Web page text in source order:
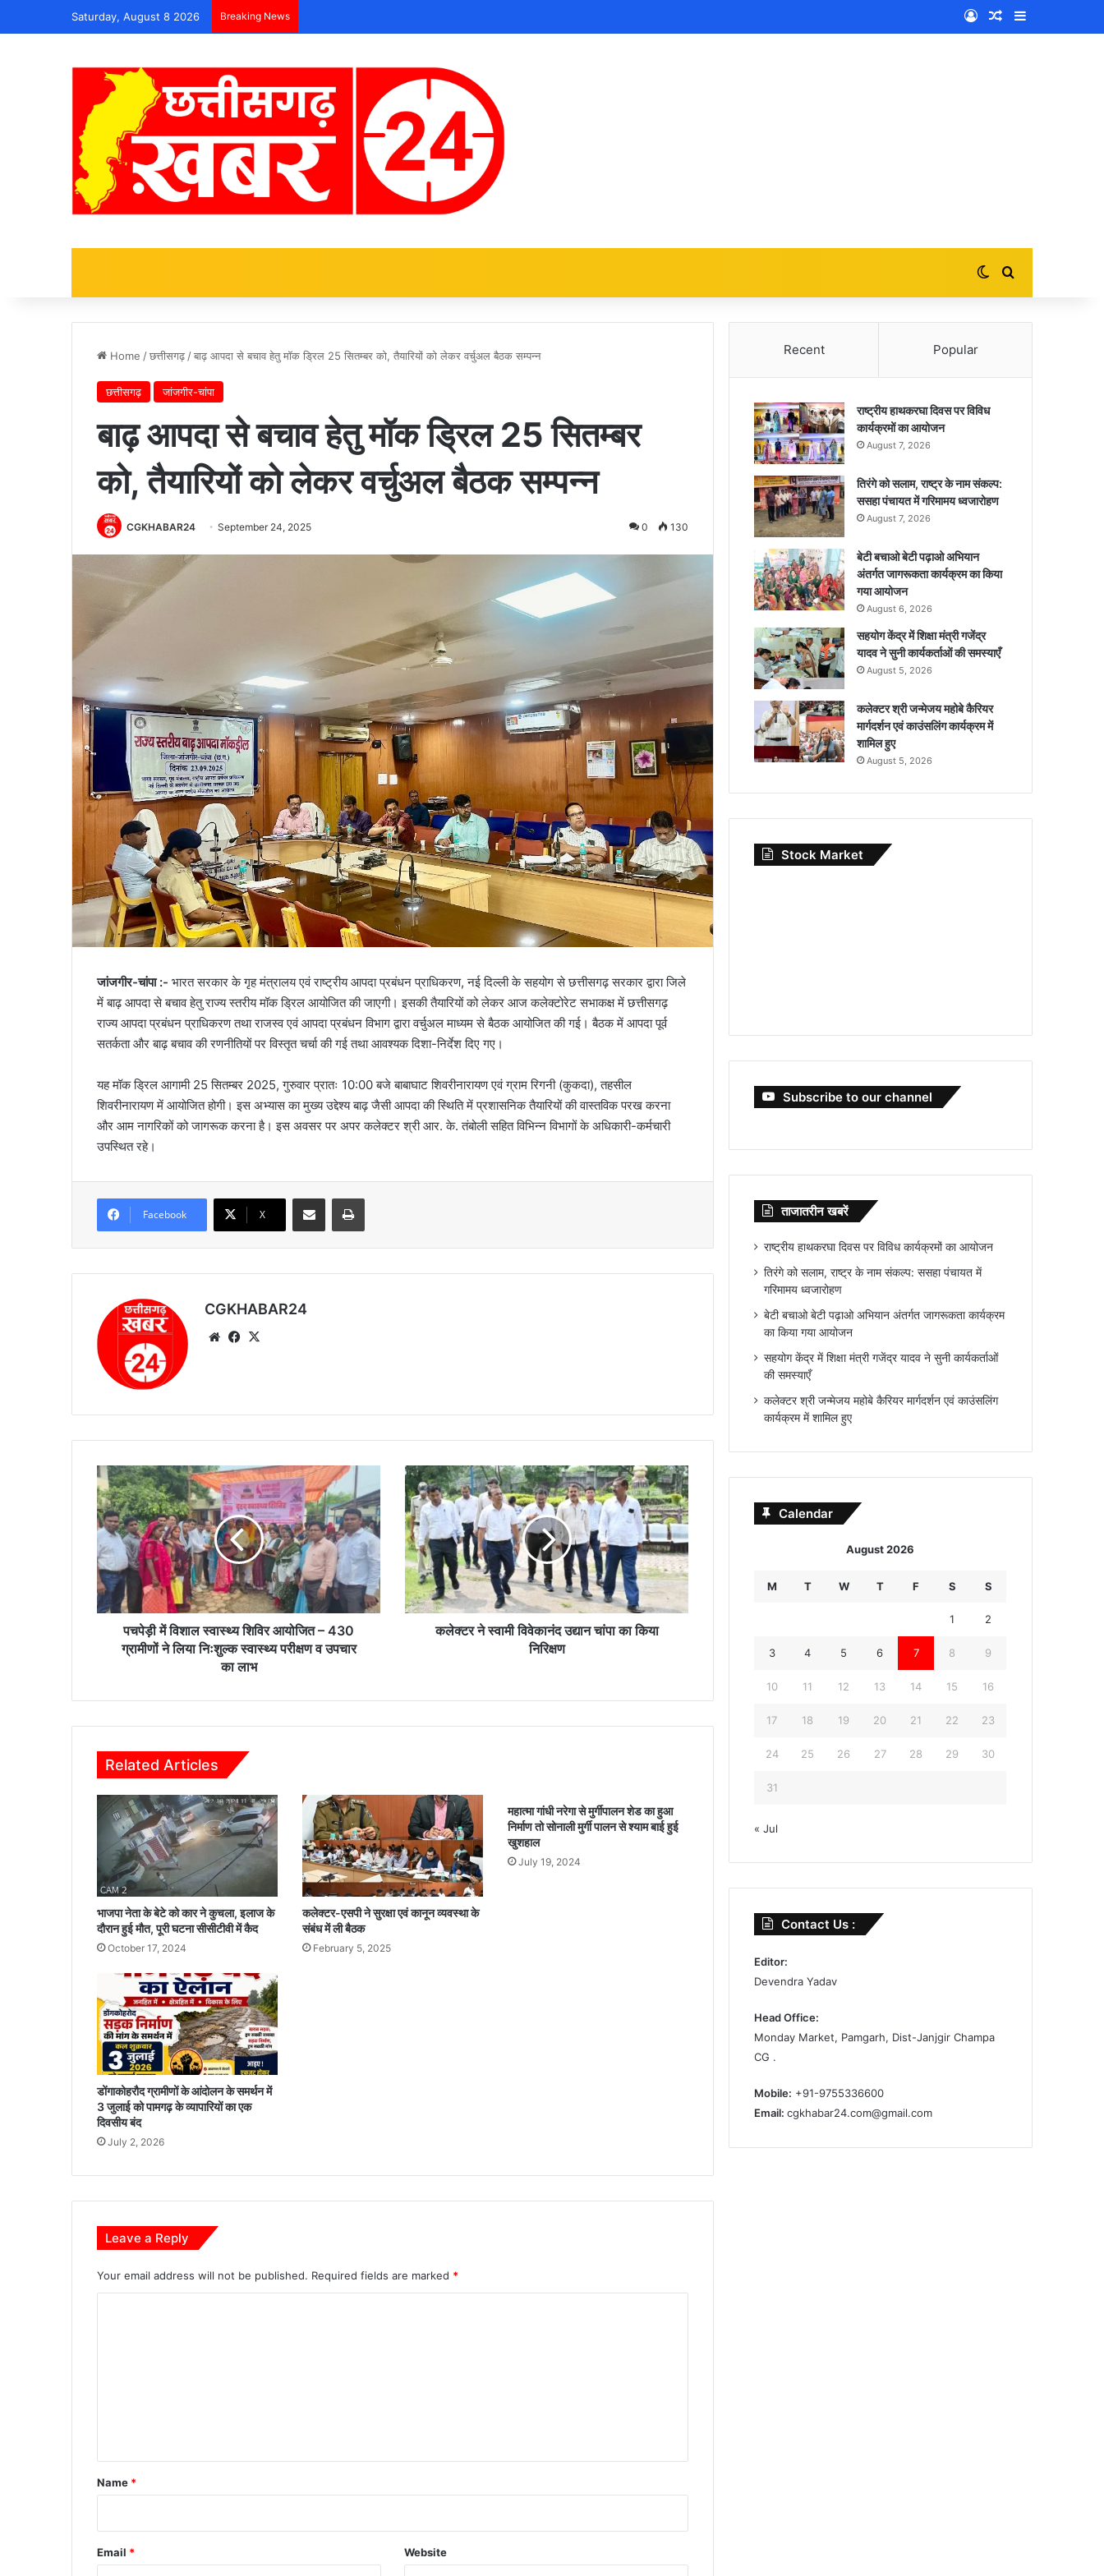
Saturday, August 8 2026 Breaking News Log InRandom Article
Switch skin
Home /छत्तीसगढ़ /बाढ़ आपदा से बचाव हेतु मॉक ड्रिल 25 सितम्बर को, तैयारियों को लेकर वर्चुअल बैठक सम्पन्न
छत्तीसगढ़ जांजगीर-चांपा
बाढ़ आपदा से बचाव हेतु मॉक ड्रिल 25 सितम्बर
को, तैयारियों को लेकर वर्चुअल बैठक सम्पन्न
CGKHABAR24 September 24, 2025 0 130
जांजगीर-चांपा :- भारत सरकार के गृह मंत्रालय एवं राष्ट्रीय आपदा प्रबंधन प्राधिकरण, नई दिल्ली के सहयोग से छत्तीसगढ़ सरकार द्वारा जिले
में बाढ़ आपदा से बचाव हेतु राज्य स्तरीय मॉक ड्रिल आयोजित की जाएगी। इसकी तैयारियों को लेकर आज कलेक्टोरेट सभाकक्ष में छत्तीसगढ़
राज्य आपदा प्रबंधन प्राधिकरण तथा राजस्व एवं आपदा प्रबंधन विभाग द्वारा वर्चुअल माध्यम से बैठक आयोजित की गई। बैठक में आपदा पूर्व
सतर्कता और बाढ़ बचाव की रणनीतियों पर विस्तृत चर्चा की गई तथा आवश्यक दिशा-निर्देश दिए गए।
यह मॉक ड्रिल आगामी 25 सितम्बर 2025, गुरुवार प्रातः 10:00 बजे बाबाघाट शिवरीनारायण एवं ग्राम रिगनी (कुकदा), तहसील
शिवरीनारायण में आयोजित होगी। इस अभ्यास का मुख्य उद्देश्य बाढ़ जैसी आपदा की स्थिति में प्रशासनिक तैयारियों की वास्तविक परख करना
और आम नागरिकों को जागरूक करना है। इस अवसर पर अपर कलेक्टर श्री आर. के. तंबोली सहित विभिन्न विभागों के अधिकारी-कर्मचारी
उपस्थित रहे।
Facebook X
CGKHABAR24
We Fa
प
च
पे
ड़ी
में
वि
शा
ल
स्वा
आ
त
0
णों
ने
या
स्थ्य
प
री
ण
व
उ
प
चा
ला
पचपेड़ी में विशाल स्वास्थ्य शिविर आयोजित – 430
ग्रामीणों ने लिया निःशुल्क स्वास्थ्य परीक्षण व उपचार
का लाभ
क
ले
क्ट
र
ने
स्वा
मी
वि
वे
द्या
नि
रि
क्ष
ण
कलेक्टर ने स्वामी विवेकानंद उद्यान चांपा का किया
निरिक्षण
Related Articles
भाजपा नेता के बेटे को कार ने कुचला, इलाज के
दौरान हुई मौत, पूरी घटना सीसीटीवी में कैद
October 17, 2024
कलेक्टर-एसपी ने सुरक्षा एवं कानून व्यवस्था के
संबंध में ली बैठक
February 5, 2025
महात्मा गांधी नरेगा से मुर्गीपालन शेड का हुआ
निर्माण तो सोनाली मुर्गी पालन से श्याम बाई हुई
खुशहाल
July 19, 2024
डोंगाकोहरौद ग्रामीणों के आंदोलन के समर्थन में
3 जुलाई को पामगढ़ के व्यापारियों का एक
दिवसीय बंद
July 2, 2026
Leave a Reply
Your email address will not be published. Required fields are marked *
*
Name *
Email * Website
Recent Popular
राष्ट्रीय हाथकरघा दिवस पर विविध
कार्यक्रमों का आयोजन
August 7, 2026
तिरंगे को सलाम, राष्ट्र के नाम संकल्प:
ससहा पंचायत में गरिमामय ध्वजारोहण
August 7, 2026
बेटी बचाओ बेटी पढ़ाओ अभियान
अंतर्गत जागरूकता कार्यक्रम का किया
गया आयोजन
August 6, 2026
सहयोग केंद्र में शिक्षा मंत्री गजेंद्र
यादव ने सुनी कार्यकर्ताओं की समस्याएँ
August 5, 2026
कलेक्टर श्री जन्मेजय महोबे कैरियर
मार्गदर्शन एवं काउंसलिंग कार्यक्रम में
शामिल हुए
August 5, 2026
Stock Market
Subscribe to our channel
ताजातरीन खबरें
राष्ट्रीय हाथकरघा दिवस पर विविध कार्यक्रमों का आयोजन
तिरंगे को सलाम, राष्ट्र के नाम संकल्प: ससहा पंचायत में
गरिमामय ध्वजारोहण
बेटी बचाओ बेटी पढ़ाओ अभियान अंतर्गत जागरूकता कार्यक्रम
का किया गया आयोजन
सहयोग केंद्र में शिक्षा मंत्री गजेंद्र यादव ने सुनी कार्यकर्ताओं
की समस्याएँ
कलेक्टर श्री जन्मेजय महोबे कैरियर मार्गदर्शन एवं काउंसलिंग
कार्यक्रम में शामिल हुए
Calendar
August 2026
M T W T F S S
1 2
3 4 5 6 7 8 9
10 11 12 13 14 15 16
17 18 19 20 21 22 23
24 25 26 27 28 29 30
31
« Jul
Contact Us :
Editor:
Devendra Yadav
Head Office:
Monday Market, Pamgarh, Dist-Janjgir Champa
CG .
Mobile: +91-9755336600
Email:cgkhabar24.com@gmail.com